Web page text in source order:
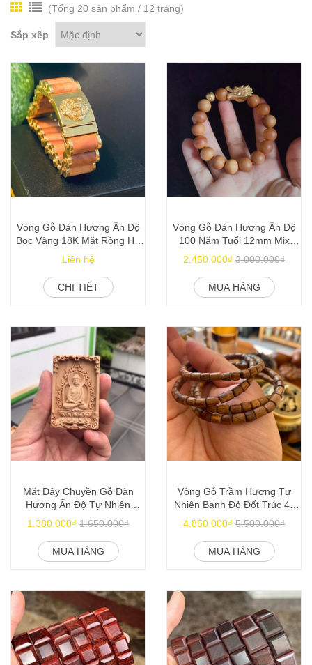
(Tổng 20 sản phẩm / 12 trang)
Sắp xếp
Vòng Gỗ Đàn Hương Ấn Độ
Bọc Vàng 18K Mặt Rồng Hổ
Vip
Liên hệ
CHI TIẾT
Vòng Gỗ Đàn Hương Ấn Độ
100 Năm Tuổi 12mm Mix
Rồng Vip
2.450.000₫ 3.000.000₫
MUA HÀNG
Mặt Dây Chuyền Gỗ Đàn
Hương Ấn Độ Tự Nhiên
4x6mm Thơm Mạnh
1.380.000₫ 1.650.000₫
MUA HÀNG
Vòng Gỗ Trầm Hương Tự
Nhiên Banh Đỏ Đốt Trúc 4li
Thơm Mạnh
4.850.000₫ 5.500.000₫
MUA HÀNG